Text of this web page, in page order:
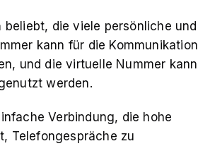
die viele persönliche und
kann für die Kommunikation
und die virtuelle Nummer kann
werden.
Verbindung, die hohe
Telefongespräche zu